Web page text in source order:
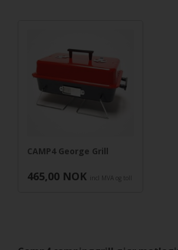
CAMP4 George Grill
465,00 NOK incl MVA og toll